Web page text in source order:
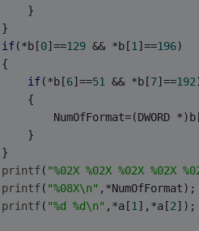
		}
	}
if(*b[0]==129 && *b[1 ]==196)
	{
if(*b[6]==51 && *b[7]==192
		{
NumOfFormat=(DWORD
		}
	}
printf ( "%02X %02X %02X %02X
printf ( "%08X\n" ,*NumOfFormat);
printf ( "%d %d\n" ,*a[1 ],*a[2]);